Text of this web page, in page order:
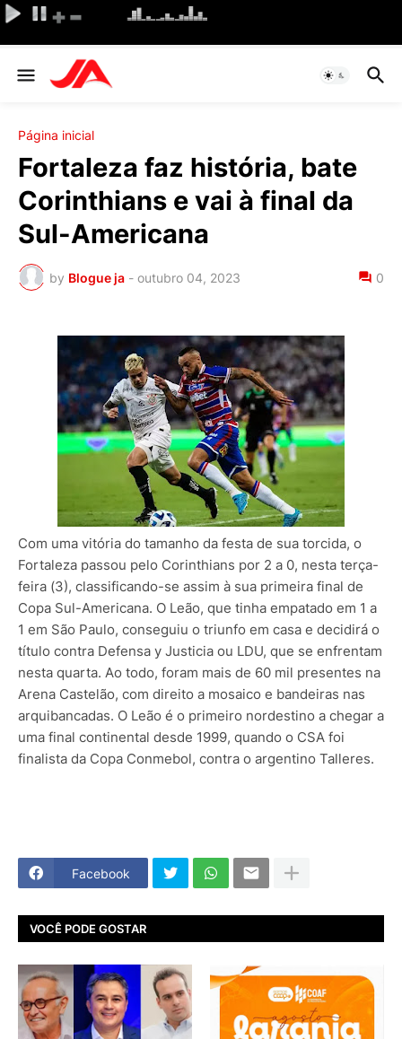
Página inicial
Fortaleza faz história, bate
Corinthians e vai à final da
Sul-Americana
by Blogue ja - outubro 04, 2023 0
Com uma vitória do tamanho da festa de sua torcida, o
Fortaleza passou pelo Corinthians por 2 a 0, nesta terça-
feira (3), classificando-se assim à sua primeira final de
Copa Sul-Americana. O Leão, que tinha empatado em 1 a
1 em São Paulo, conseguiu o triunfo em casa e decidirá o
título contra Defensa y Justicia ou LDU, que se enfrentam
nesta quarta. Ao todo, foram mais de 60 mil presentes na
Arena Castelão, com direito a mosaico e bandeiras nas
arquibancadas. O Leão é o primeiro nordestino a chegar a
uma final continental desde 1999, quando o CSA foi
finalista da Copa Conmebol, contra o argentino Talleres.
Facebook
VOCÊ PODE GOSTAR